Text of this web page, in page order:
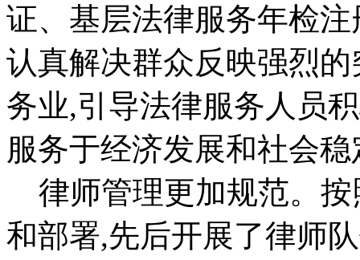
证、基层法律服务年检
认真解决群众反映强烈
务业,引导法律服务人员
服务于经济发展和社会
律师管理更加规范。按
和部署,先后开展了律师